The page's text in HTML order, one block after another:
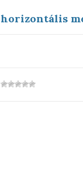
horizontális